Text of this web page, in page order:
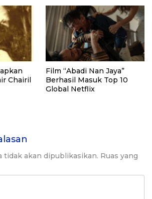
Chairil
Film “Abadi Nan Jaya”
Berhasil Masuk Top 10
Global Netflix
tidak akan dipublikasikan. Ruas yang